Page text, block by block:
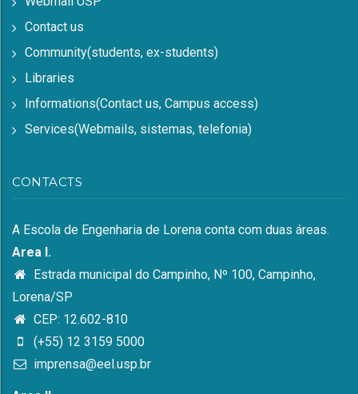
Contact us
Community(students, ex-students)
Libraries
Informations(Contact us, Campus access)
Services(Webmails, sistemas, telefonia)
CONTACTS
A Escola de Engenharia de Lorena conta com duas áreas.
Area I.
Estrada municipal do Campinho, Nº 100, Campinho,
Lorena/SP
CEP: 12.602-810
(+55) 12 3159 5000
imprensa@eel.usp.br